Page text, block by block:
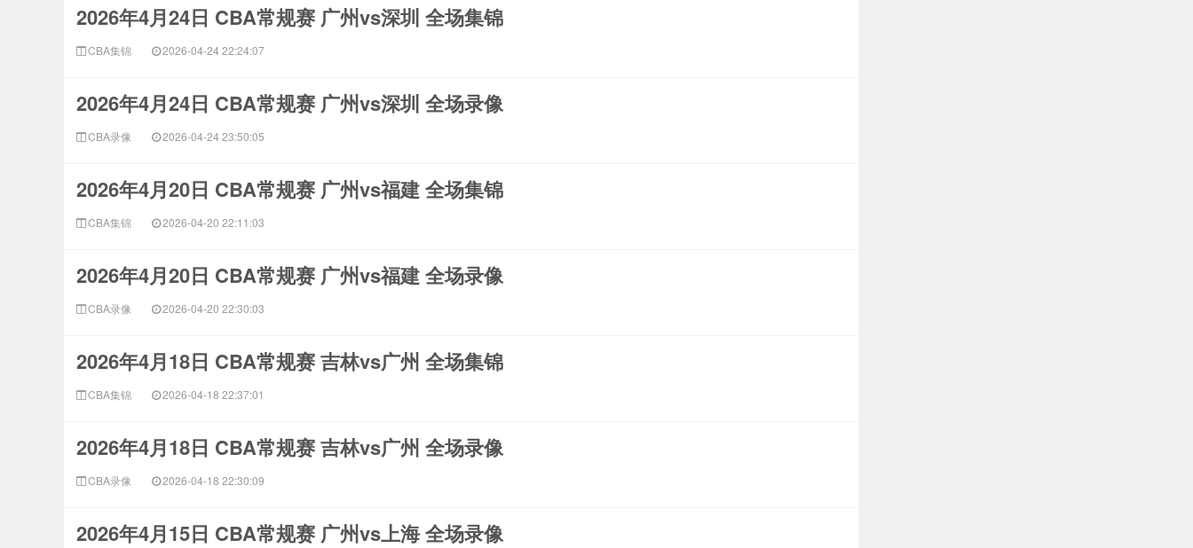
2026年4月24日 CBA常规赛 广州vs深圳 全场集锦
CBA集锦 2026-04-24 22:24:07
2026年4月24日 CBA常规赛 广州vs深圳 全场录像
CBA录像 2026-04-24 23:50:05
2026年4月20日 CBA常规赛 广州vs福建 全场集锦
CBA集锦 2026-04-20 22:11:03
2026年4月20日 CBA常规赛 广州vs福建 全场录像
CBA录像 2026-04-20 22:30:03
2026年4月18日 CBA常规赛 吉林vs广州 全场集锦
CBA集锦 2026-04-18 22:37:01
2026年4月18日 CBA常规赛 吉林vs广州 全场录像
CBA录像 2026-04-18 22:30:09
2026年4月15日 CBA常规赛 广州vs上海 全场录像